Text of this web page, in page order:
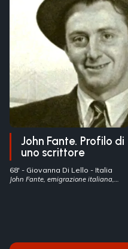
John Fante. Profilo di
uno scrittore
68' - Giovanna Di Lello - Italia
John Fante, emigrazione italiana,